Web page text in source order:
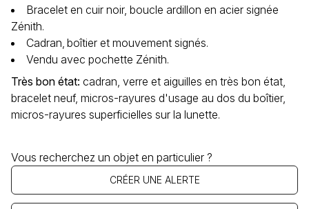
Bracelet en cuir noir, boucle ardillon en acier signée
Zénith.
Cadran‚ boîtier et mouvement signés.
Vendu avec pochette Zénith.
Très bon état: cadran, verre et aiguilles en très bon état,
bracelet neuf, micros-rayures d'usage au dos du boîtier,
micros-rayures superficielles sur la lunette.
Vous recherchez un objet en particulier ?
CRÉER UNE ALERTE